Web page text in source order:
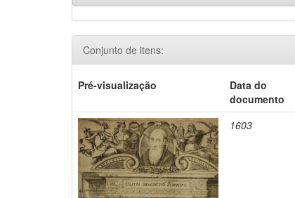
Conjunto de itens:
Pré-visualização
Data do
documento
1603